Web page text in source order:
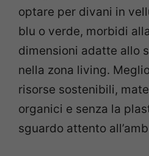
optare per divani in
blu o verde, morbidi
dimensioni adatte allo
nella zona living.
risorse sostenibili,
organici e senza la
sguardo attento